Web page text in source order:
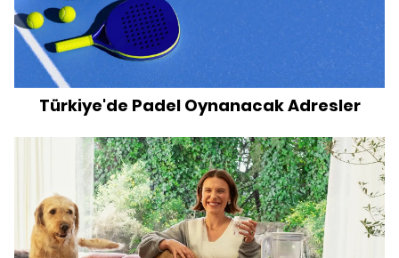
Türkiye'de Padel Oynanacak Adresler